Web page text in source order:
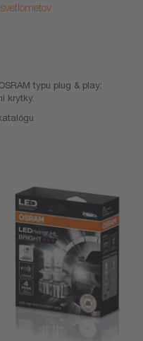
typu plug & play:
krytky.